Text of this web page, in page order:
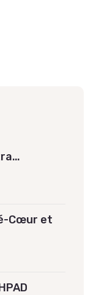
Cœur et